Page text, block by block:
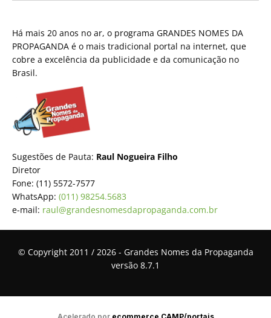
Há mais 20 anos no ar, o programa GRANDES NOMES DA
PROPAGANDA é o mais tradicional portal na internet, que
cobre a excelência da publicidade e da comunicação no
Brasil.
Sugestões de Pauta: Raul Nogueira Filho
Diretor
Fone: (11) 5572-7577
WhatsApp: (011) 98254.5683
e-mail: raul@grandesnomesdapropaganda.com.br
© Copyright 2011 / 2026 - Grandes Nomes da Propaganda
versão 8.7.1